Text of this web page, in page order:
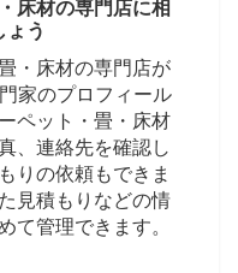
床材の専門店に相
う
・床材の専門店が
家のプロフィール
ペット・畳・床材
、連絡先を確認し
りの依頼もできま
見積もりなどの情
て管理できます。